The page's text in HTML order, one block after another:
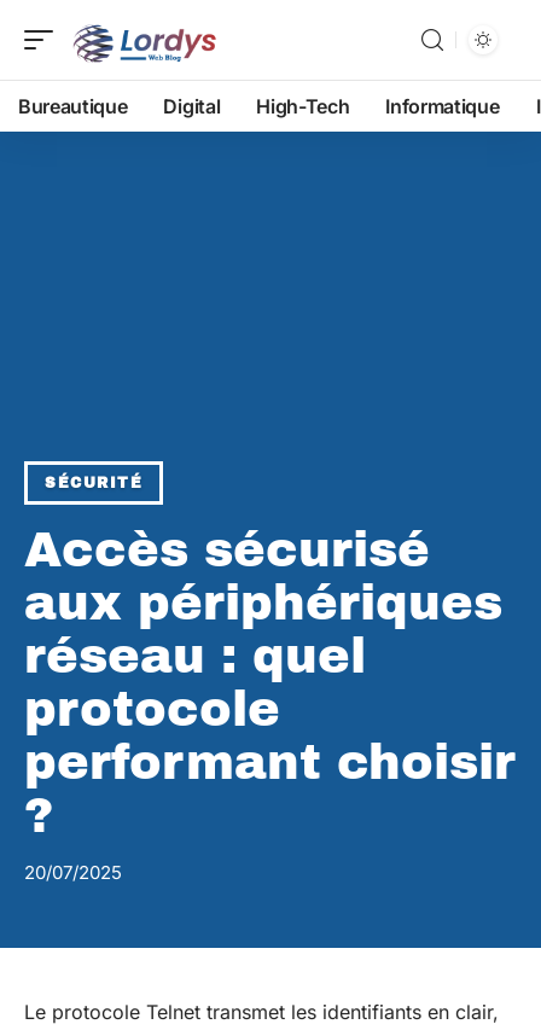
Bureautique Digital High-Tech Informatique
SÉCURITÉ
Accès sécurisé
aux périphériques
réseau : quel
protocole
performant choisir
?
20/07/2025
Le protocole Telnet transmet les identifiants en clair,